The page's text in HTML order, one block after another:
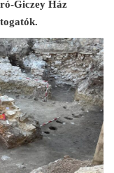
Giczey Ház